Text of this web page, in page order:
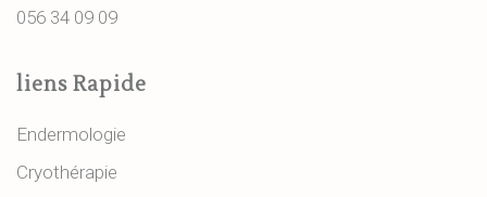
056 34 09 09
liens Rapide
Endermologie
Cryothérapie